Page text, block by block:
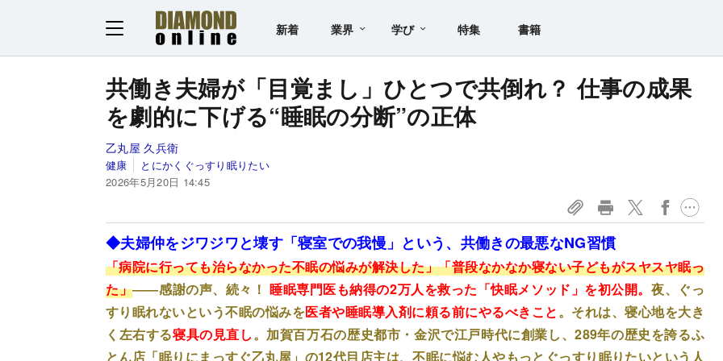
新着 業界 学び 特集 書籍
共働き夫婦が「目覚まし」ひとつで共倒れ？ 仕事の成果
を劇的に下げる“睡眠の分断”の正体
乙丸屋 久兵衛
健康
とにかくぐっすり眠りたい
2026年5月20日 14:45
◆夫婦仲をジワジワと壊す「寝室での我慢」という、共働きの最悪なNG習慣
「病院に行っても治らなかった不眠の悩みが解決した」「普段なかなか寝ない子どもがスヤスヤ眠っ
た」――感謝の声、続々！ 睡眠専門医も納得の2万人を救った「快眠メソッド」を初公開。夜、ぐっ
すり眠れないという不眠の悩みを医者や睡眠導入剤に頼る前にやるべきこと。それは、寝心地を大き
く左右する寝具の見直し。加賀百万石の歴史都市・金沢で江戸時代に創業し、289年の歴史を誇るふ
とん店「眠りにまっすぐ乙丸屋」の12代目店主は、不眠に悩む人やもっとぐっすり眠りたいという人